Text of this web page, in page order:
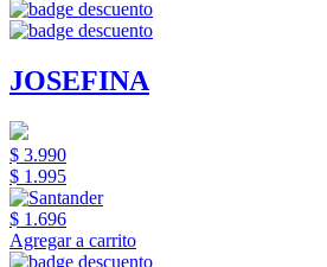
JOSEFINA
$ 3.990
$ 1.995
$ 1.696
Agregar a carrito